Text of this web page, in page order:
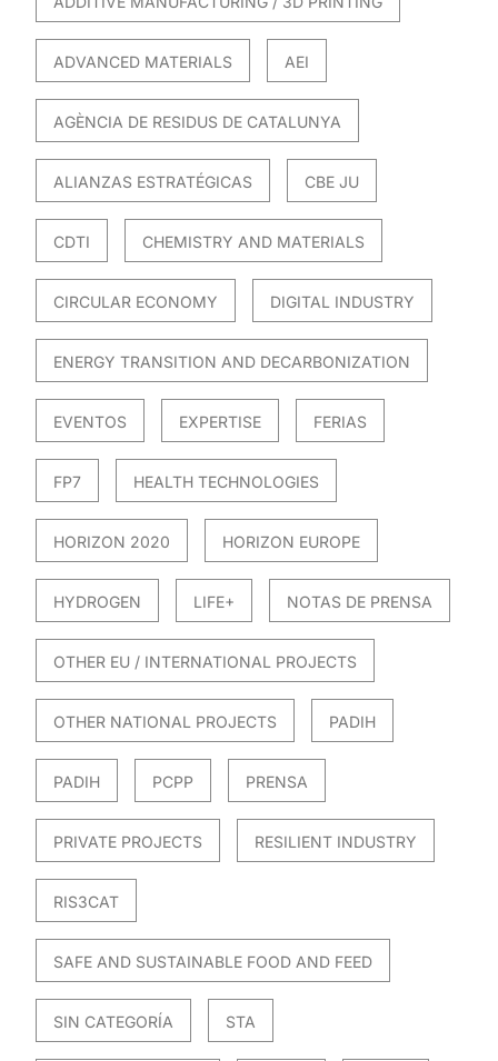
ADVANCED MATERIALS AEI
AGÈNCIA DE RESIDUS DE CATALUNYA
ALIANZAS ESTRATÉGICAS CBE JU
CDTI CHEMISTRY AND MATERIALS
CIRCULAR ECONOMY DIGITAL INDUSTRY
ENERGY TRANSITION AND DECARBONIZATION
EVENTOS EXPERTISE FERIAS
FP7 HEALTH TECHNOLOGIES
HORIZON 2020 HORIZON EUROPE
HYDROGEN LIFE+ NOTAS DE PRENSA
OTHER EU / INTERNATIONAL PROJECTS
OTHER NATIONAL PROJECTS PADIH
PADIH PCPP PRENSA
PRIVATE PROJECTS RESILIENT INDUSTRY
RIS3CAT
SAFE AND SUSTAINABLE FOOD AND FEED
SIN CATEGORÍA STA